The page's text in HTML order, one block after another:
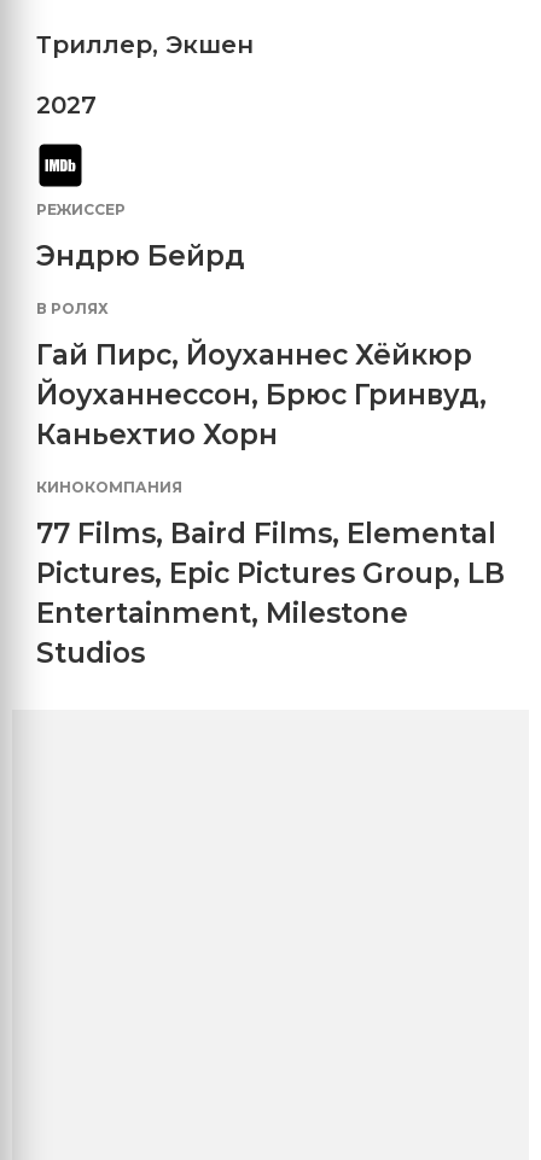
Триллер, Экшен
2027
РЕЖИССЕР
Эндрю Бейрд
В РОЛЯХ
Гай Пирс, Йоуханнес Хёйкюр
Йоуханнессон, Брюс Гринвуд,
Каньехтио Хорн
КИНОКОМПАНИЯ
77 Films, Baird Films, Elemental
Pictures, Epic Pictures Group, LB
Entertainment, Milestone
Studios